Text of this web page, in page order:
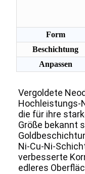
Form
Beschichtung
Anpassen
Vergoldete
Hochleistungs-
die für ihre
Größe bekannt
Ni-Cu-Ni-
verbesserte
edleres